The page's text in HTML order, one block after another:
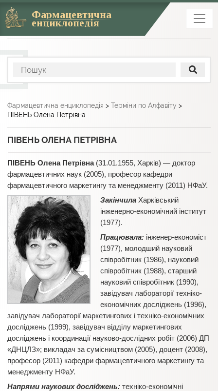
Фармацевтична
енциклопедія
Фармацевтична енциклопедія > Терміни по Алфавіту >
ПІВЕНЬ Олена Петрівна
ПІВЕНЬ ОЛЕНА ПЕТРІВНА
ПІВЕНЬ Олена Петрівна (31.01.1955, Харків) — доктор
фармацевтичних наук (2005), професор кафедри
фармацевтичного маркетингу та менеджменту (2011) НФаУ.
Закінчила Харківський
інженерно-економічний інститут
(1977).
Працювала: інженер-економіст
(1977), молодший науковий
співробітник (1986), науковий
співробітник (1988), старший
науковий співробітник (1990),
завідувач лабораторії техніко-
економічних досліджень (1996),
завідувач лабораторії маркетингових і техніко-економічних
досліджень (1999), завідувач відділу маркетингових
досліджень і координації науково-дослідних робіт (2006) ДП
«ДНЦЛЗ»; викладач за сумісництвом (2005), доцент (2008),
професор (2011) кафедри фармацевтичного маркетингу та
менеджменту НФаУ.
Напрями наукових досліджень: техніко-економічні